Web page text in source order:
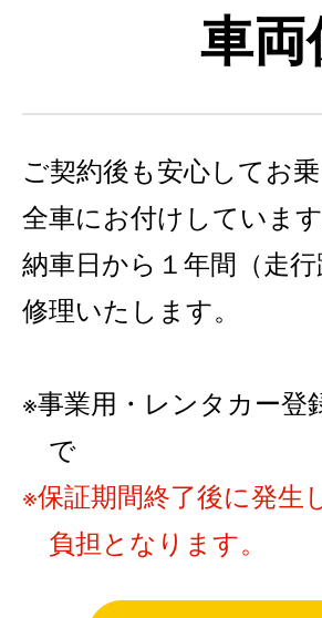
車両
ご契約後も安心してお
全車にお付けしています
納車日から１年間（走
修理いたします。
事業用・レンタカー登
で
保証期間終了後に発生
負担となります。